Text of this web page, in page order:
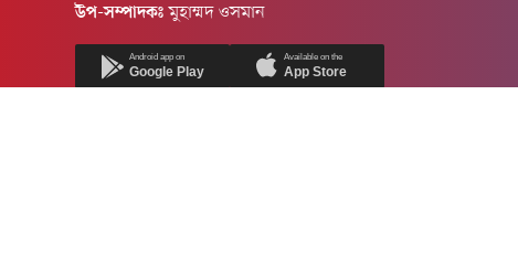
উপ-সম্পাদকঃমুহাম্মদ ওসমান
Android app on
Google Play
Available on the
App Store